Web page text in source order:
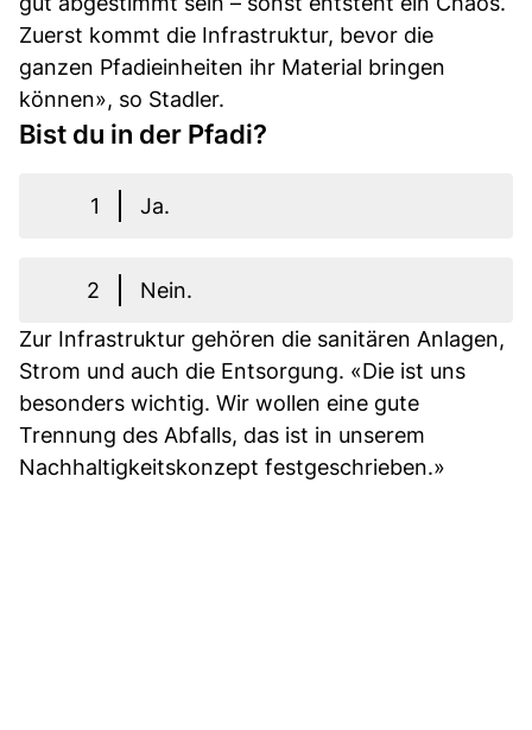
Zuerst kommt die Infrastruktur, bevor die
ganzen Pfadieinheiten ihr Material bringen
können», so Stadler.
Bist du in der Pfadi?
1 Ja.
2
Nein.
Zur Infrastruktur gehören die sanitären Anlagen,
Strom und auch die Entsorgung. «Die ist uns
besonders wichtig. Wir wollen eine gute
Trennung des Abfalls, das ist in unserem
Nachhaltigkeitskonzept festgeschrieben.»